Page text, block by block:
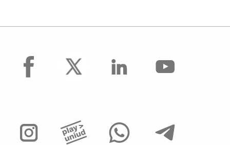
facebook